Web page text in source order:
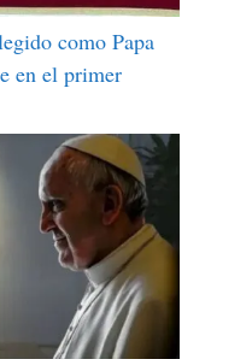
como Papa
en el primer